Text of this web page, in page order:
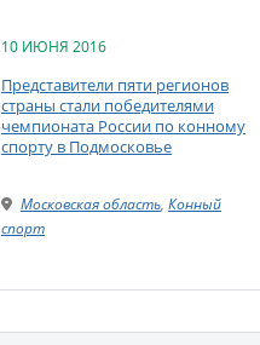
10 ИЮНЯ 2016
Представители пяти регионов
страны стали победителями
чемпионата России по конному
спорту в Подмосковье
Московская область, Конный
спорт